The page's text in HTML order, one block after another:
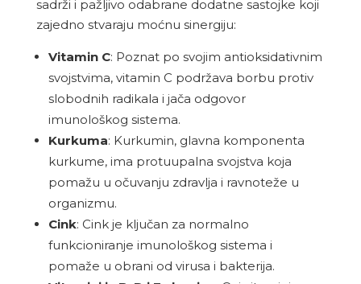
sadrži i pažljivo odabrane dodatne sastojke koji
zajedno stvaraju moćnu sinergiju:
Vitamin C: Poznat po svojim antioksidativnim
svojstvima, vitamin C podržava borbu protiv
slobodnih radikala i jača odgovor
imunološkog sistema.
Kurkuma: Kurkumin, glavna komponenta
kurkume, ima protuupalna svojstva koja
pomažu u očuvanju zdravlja i ravnoteže u
organizmu.
Cink: Cink je ključan za normalno
funkcioniranje imunološkog sistema i
pomaže u obrani od virusa i bakterija.